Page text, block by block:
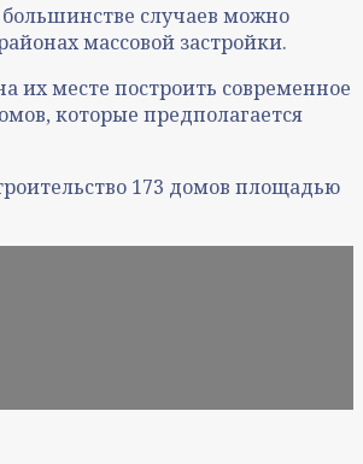
случаев можно
массовой застройки.
их месте построить современное
которые предполагается
173 домов площадью